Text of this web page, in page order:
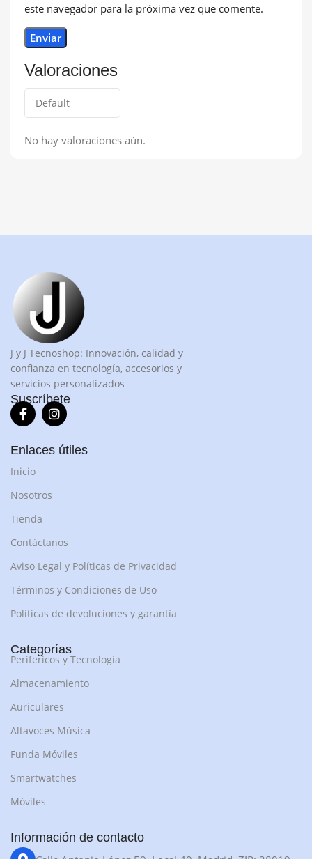
Valoraciones
No hay valoraciones aún.
este navegador para la próxima vez que comente.
J y J Tecnoshop: Innovación, calidad y
confianza en tecnología, accesorios y
servicios personalizados
Suscríbete
Enlaces útiles
Inicio
Nosotros
Tienda
Contáctanos
Aviso Legal y Políticas de Privacidad
Términos y Condiciones de Uso
Políticas de devoluciones y garantía
Categorías
Perifericos y Tecnología
Almacenamiento
Auriculares
Altavoces Música
Funda Móviles
Smartwatches
Móviles
Información de contacto